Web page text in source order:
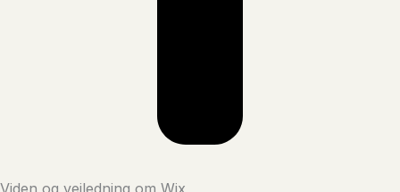
Viden og vejledning om Wix